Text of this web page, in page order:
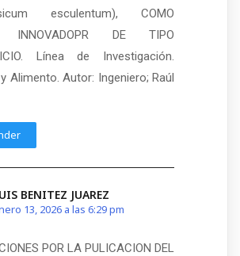
esculentum), COMO
INNOVADOPR DE TIPO
Línea de Investigación.
Alimento. Autor: Ingeniero; Raúl
BENITEZ JUAREZ
13, 2026 a las 6:29 pm
POR LA PULICACION DEL